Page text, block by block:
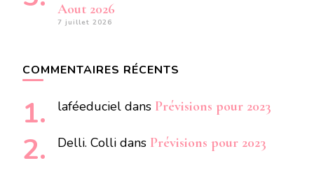
Aout 2026
7 juillet 2026
COMMENTAIRES RÉCENTS
laféeduciel dans Prévisions pour 2023
Delli. Colli dans Prévisions pour 2023